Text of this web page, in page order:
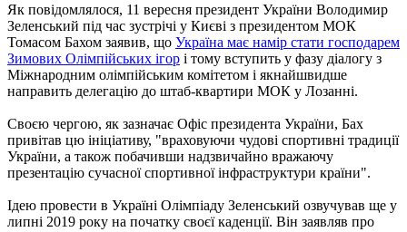
Як повідомлялося, 11 вересня президент України Володимир
Зеленський під час зустрічі у Києві з президентом МОК
Томасом Бахом заявив, що Україна має намір стати господарем
Зимових Олімпійських ігор і тому вступить у фазу діалогу з
Міжнародним олімпійським комітетом і якнайшвидше
направить делегацію до штаб-квартири МОК у Лозанні.
Своєю чергою, як зазначає Офіс президента України, Бах
привітав цю ініціативу, "враховуючи чудові спортивні традиції
України, а також побачивши надзвичайно вражаючу
презентацію сучасної спортивної інфраструктури країни".
Ідею провести в Україні Олімпіаду Зеленський озвучував ще у
липні 2019 року на початку своєї каденції. Він заявляв про